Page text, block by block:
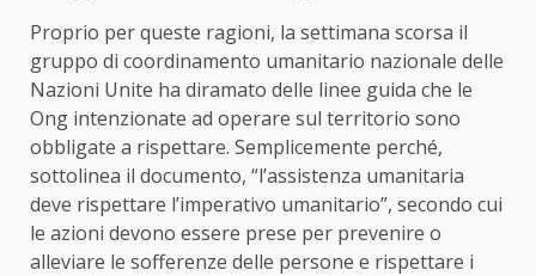
Proprio per queste ragioni, la settimana scorsa il
gruppo di coordinamento umanitario nazionale delle
Nazioni Unite ha diramato delle linee guida che le
Ong intenzionate ad operare sul territorio sono
obbligate a rispettare. Semplicemente perché,
sottolinea il documento, “l’assistenza umanitaria
deve rispettare l’imperativo umanitario”, secondo cui
le azioni devono essere prese per prevenire o
alleviare le sofferenze delle persone e rispettare i